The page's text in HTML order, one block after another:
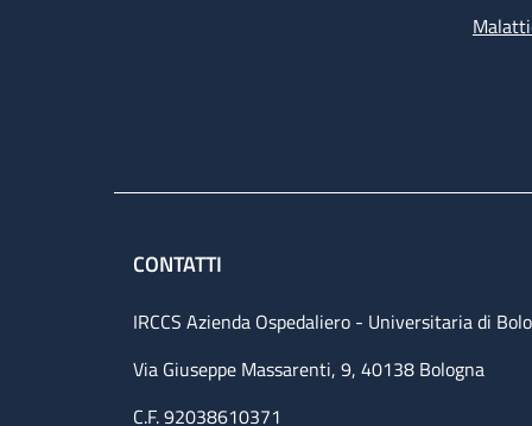
CONTATTI
IRCCS Azienda Ospedaliero - Universitaria di
Via Giuseppe Massarenti, 9, 40138 Bologna
C.F. 92038610371